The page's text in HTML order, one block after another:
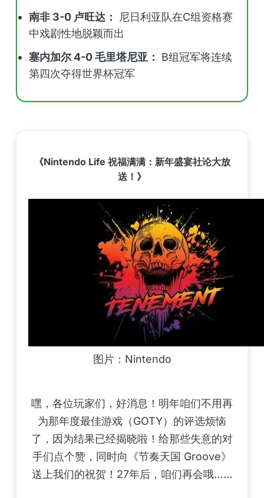
南非 3-0 卢旺达：
尼日利亚队在C组资格赛
中戏剧性地脱颖而出
塞内加尔 4-0 毛里塔尼亚：
B组冠军将连续
第四次夺得世界杯冠军
《Nintendo Life 祝福满满：新年盛宴社论大放
送！》
图片：Nintendo
嘿，各位玩家们，好消息！明年咱们不用再
为那年度最佳游戏（GOTY）的评选烦恼
了，因为结果已经揭晓啦！给那些失意的对
手们点个赞，同时向《节奏天国 Groove》
送上我们的祝贺！27年后，咱们再会哦……